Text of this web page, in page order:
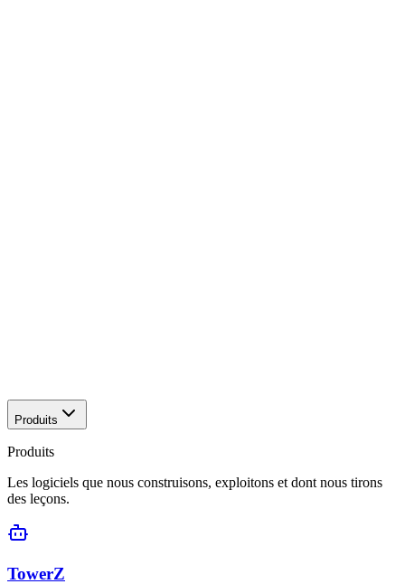
Produits
Produits
Les logiciels que nous construisons, exploitons et dont nous tirons
des leçons.
TowerZ